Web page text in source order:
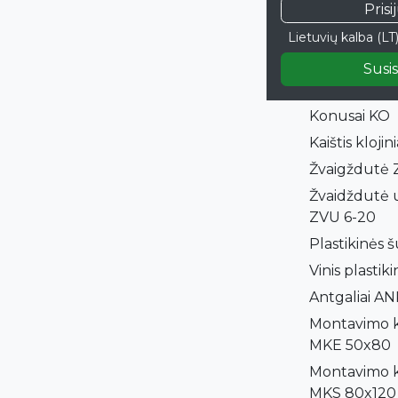
Lietuvių kalba (LT)
Fiksatorius
Grindiniai
formos GRV
Konusai KO
Kaištis
Žvaigždutė
Žvaidždutė
ZVU 6-20
Plastikinės
Vinis
Antgaliai
Montavimo
MKE 50x80
Montavimo
MKS 80x120